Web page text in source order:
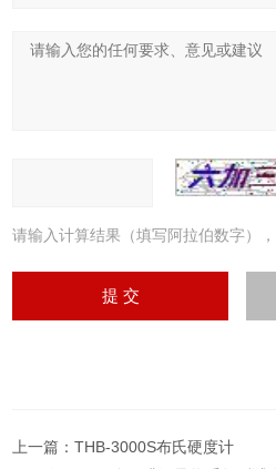
请输入计算结果（填写阿拉伯数字）
上一篇：THB-3000S布氏硬度计